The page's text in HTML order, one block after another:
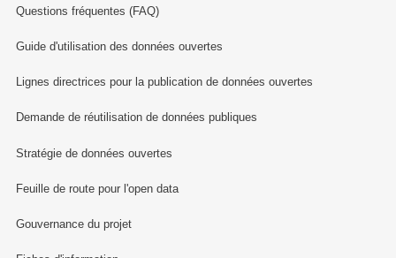
Questions fréquentes (FAQ)
Guide d'utilisation des données ouvertes
Lignes directrices pour la publication de données ouvertes
Demande de réutilisation de données publiques
Stratégie de données ouvertes
Feuille de route pour l'open data
Gouvernance du projet